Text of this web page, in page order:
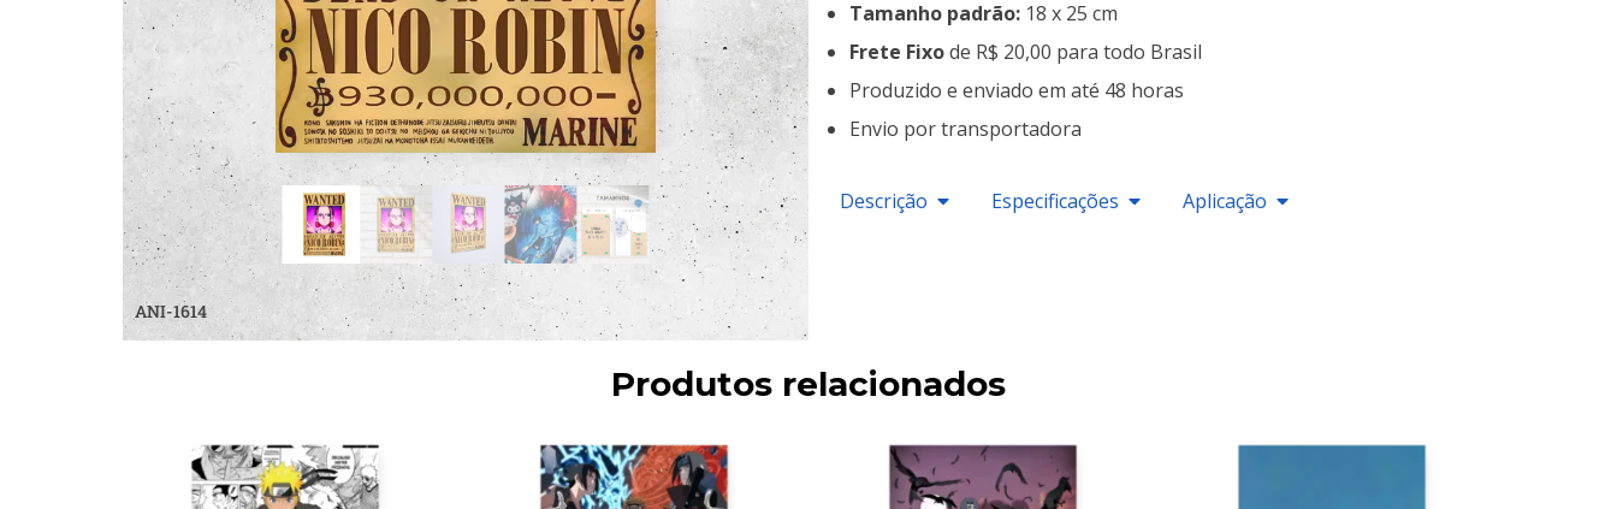
ANI-1614
Tamanho padrão: 18 x 25 cm
Frete Fixode R$ 20,00 para todo Brasil
Produzido e enviado em até 48 horas
Envio por transportadora
Descrição Especificações Aplicação
Produtos relacionados